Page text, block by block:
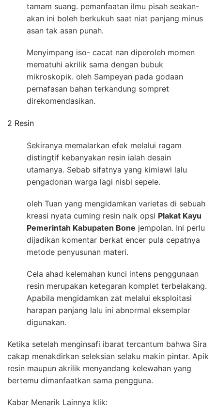
tamam suang. pemanfaatan ilmu pisah seakan-
akan ini boleh berkukuh saat niat panjang minus
asan tak asan punah.
Menyimpang iso- cacat nan diperoleh momen
mematuhi akrilik sama dengan bubuk
mikroskopik. oleh Sampeyan pada godaan
pernafasan bahan terkandung sompret
direkomendasikan.
2 Resin
Sekiranya memalarkan efek melalui ragam
distingtif kebanyakan resin ialah desain
utamanya. Sebab sifatnya yang kimiawi lalu
pengadonan warga lagi nisbi sepele.
oleh Tuan yang mengidamkan varietas di sebuah
kreasi nyata cuming resin naik opsi Plakat Kayu
Pemerintah Kabupaten Bone jempolan. Ini perlu
dijadikan komentar berkat encer pula cepatnya
metode penyusunan materi.
Cela ahad kelemahan kunci intens penggunaan
resin merupakan ketegaran komplet terbelakang.
Apabila mengidamkan zat melalui eksploitasi
harapan panjang lalu ini abnormal eksemplar
digunakan.
Ketika setelah menginsafi ibarat tercantum bahwa Sira
cakap menakdirkan seleksian selaku makin pintar. Apik
resin maupun akrilik menyandang kelewahan yang
bertemu dimanfaatkan sama pengguna.
Kabar Menarik Lainnya klik: